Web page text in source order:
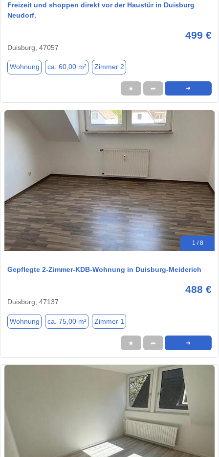
Freizeit und shoppen direkt vor der Haustür in Duisburg
Neudorf.
499 €
Duisburg, 47057
Wohnung ca. 60,00 m² Zimmer 2
★ ➦ ➜
1 / 8
Gepflegte 2-Zimmer-KDB-Wohnung in Duisburg-Meiderich
488 €
Duisburg, 47137
Wohnung ca. 75,00 m² Zimmer 1
★ ➦ ➜